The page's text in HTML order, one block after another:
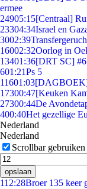
ermee
24905:15[Centraal]
23304:34Israel en
3002:39
16002:32Oorlog in
13401:36[DRT SC]
601:21Ps 5
11601:03[DAGBOEK]
17300:47[Keuken
27300:44De
400:40Het gezellige
Nederland
Nederland
Scrollbar gebruiken
opslaan
112:28Broer 135 keer